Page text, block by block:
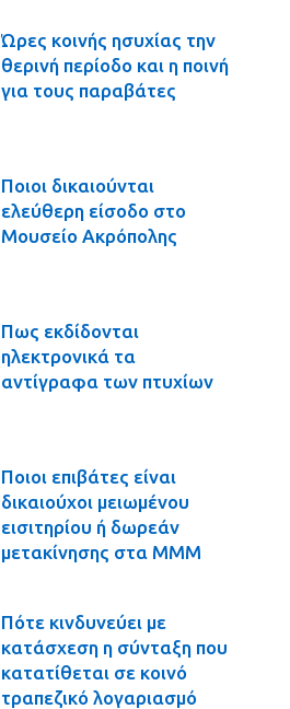
Ώρες κοινής ησυχίας την
θερινή περίοδο και η ποινή
για τους παραβάτες
Ποιοι δικαιούνται
ελεύθερη είσοδο στο
Μουσείο Ακρόπολης
Πως εκδίδονται
ηλεκτρονικά τα
αντίγραφα των πτυχίων
Ποιοι επιβάτες είναι
δικαιούχοι μειωμένου
εισιτηρίου ή δωρεάν
μετακίνησης στα ΜΜΜ
Πότε κινδυνεύει με
κατάσχεση η σύνταξη που
κατατίθεται σε κοινό
τραπεζικό λογαριασμό